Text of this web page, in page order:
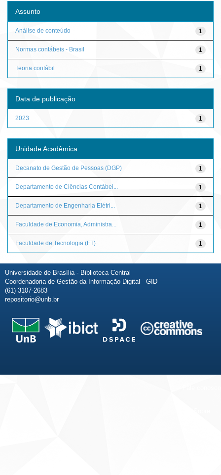
Assunto
1
Análise de conteúdo
1
Normas contábeis - Brasil
1
Teoria contábil
Data de publicação
1
2023
Unidade Acadêmica
1
Decanato de Gestão de Pessoas (DGP)
1
Departamento de Ciências Contábei...
1
Departamento de Engenharia Elétri...
1
Faculdade de Economia, Administra...
1
Faculdade de Tecnologia (FT)
Universidade de Brasília - Biblioteca Central
Coordenadoria de Gestão da Informação Digital - GID
(61) 3107-2683
repositorio@unb.br